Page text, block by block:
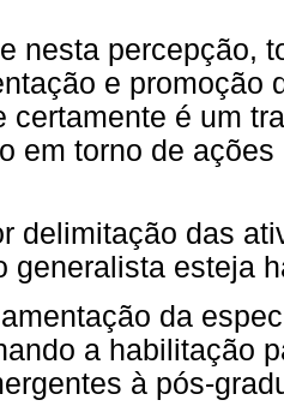
nesta percepção,
e promoção
certamente é um
em torno de
delimitação das
generalista esteja
da
a habilitação
à pós-